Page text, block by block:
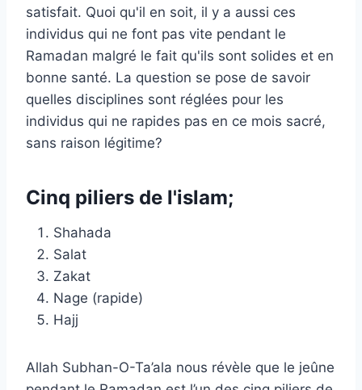
satisfait. Quoi qu'il en soit, il y a aussi ces
individus qui ne font pas vite pendant le
Ramadan malgré le fait qu'ils sont solides et en
bonne santé. La question se pose de savoir
quelles disciplines sont réglées pour les
individus qui ne rapides pas en ce mois sacré,
sans raison légitime?
Cinq piliers de l'islam;
Shahada
Salat
Zakat
Nage (rapide)
Hajj
Allah Subhan-O-Ta’ala nous révèle que le jeûne